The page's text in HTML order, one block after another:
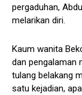
pergaduhan,
melarikan diri.
Kaum wanita
dan pengalaman
tulang belakang
satu kejadian,